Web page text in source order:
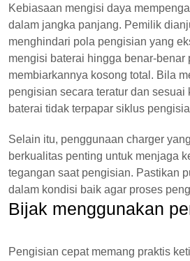
Kebiasaan mengisi daya
dalam jangka panjang. Pemilik
menghindari pola pengisian yang
mengisi baterai hingga benar-benar
membiarkannya kosong total. Bila
pengisian secara teratur dan sesuai
baterai tidak terpapar siklus
Selain itu, penggunaan charger
berkualitas penting untuk menjaga
tegangan saat pengisian. Pastikan
dalam kondisi baik agar proses
Bijak menggunakan
Pengisian cepat memang praktis